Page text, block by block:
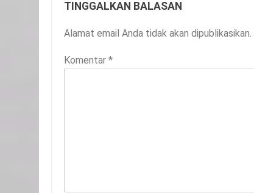
TINGGALKAN BALASAN
Alamat email Anda tidak akan dipublikasikan.
Komentar *